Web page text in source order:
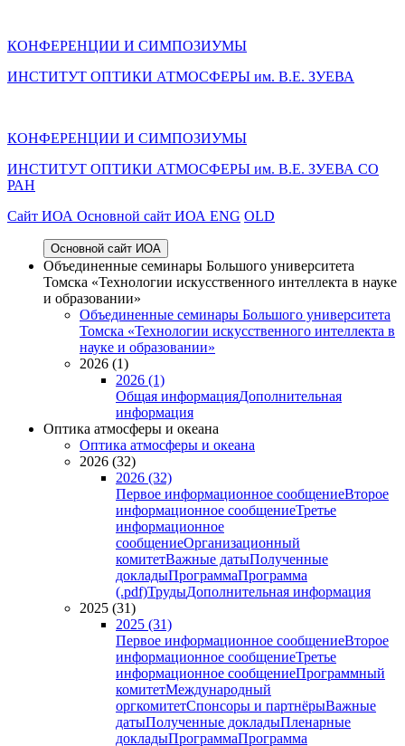
КОНФЕРЕНЦИИ И СИМПОЗИУМЫ
ИНСТИТУТ ОПТИКИ АТМОСФЕРЫ им. В.Е. ЗУЕВА
КОНФЕРЕНЦИИ И СИМПОЗИУМЫ
ИНСТИТУТ ОПТИКИ АТМОСФЕРЫ им. В.Е. ЗУЕВА СО
РАН
Cайт ИОА Основной сайт ИОА ENG OLD
Основной сайт ИОА
Объединенные семинары Большого университета
Томска «Технологии искусственного интеллекта в науке
и образовании»
Объединенные семинары Большого университета
Томска «Технологии искусственного интеллекта в
науке и образовании»
2026 (1)
2026 (1)
Общая информацияДополнительная
информация
Оптика атмосферы и океана
Оптика атмосферы и океана
2026 (32)
2026 (32)
Первое информационное сообщениеВторое
информационное сообщениеТретье
информационное
сообщениеОрганизационный
комитетВажные датыПолученные
докладыПрограммаПрограмма
(.pdf)ТрудыДополнительная информация
2025 (31)
2025 (31)
Первое информационное сообщениеВторое
информационное сообщениеТретье
информационное сообщениеПрограммный
комитетМеждународный
оргкомитетСпонсоры и партнёрыВажные
датыПолученные докладыПленарные
докладыПрограммаПрограмма